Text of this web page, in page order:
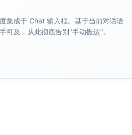
方案页（制造/外贸/软件）
精英群做口碑扩散
境与制造行业社区进行内容分发与软
）
集成于 Chat 输入框。基于当前对话语
可及，从此彻底告别"手动搬运"。